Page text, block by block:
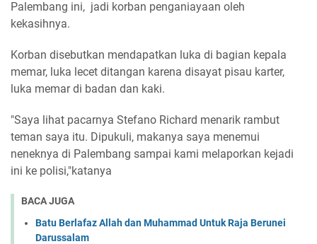
Palembang ini, jadi korban penganiayaan oleh
kekasihnya.
Korban disebutkan mendapatkan luka di bagian kepala
memar, luka lecet ditangan karena disayat pisau karter,
luka memar di badan dan kaki.
"Saya lihat pacarnya Stefano Richard menarik rambut
teman saya itu. Dipukuli, makanya saya menemui
neneknya di Palembang sampai kami melaporkan kejadi
ini ke polisi,"katanya
BACA JUGA
Batu Berlafaz Allah dan Muhammad Untuk Raja Berunei
Darussalam